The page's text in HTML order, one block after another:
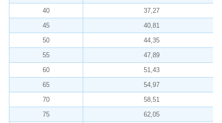
40
37,27
45
40,81
50
44,35
55
47,89
60
51,43
65
54,97
70
58,51
75
62,05